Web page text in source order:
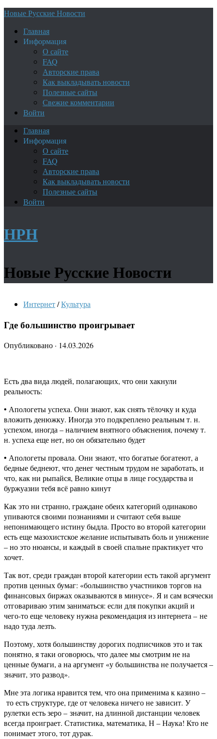
Новые Русские Новости
Главная
Информация
О сайте
FAQ
Авторские права
Как выкладывать новости
Полезные сайты
Свежие комментарии
Войти
Главная
Информация
О сайте
FAQ
Авторские права
Как выкладывать новости
Полезные сайты
Войти
НРН
Новые Русские Новости
Интернет/Культура
Где большинство проигрывает
Опубликовано · 14.03.2026
Есть два вида людей, полагающих, что они хакнули
реальность:
• Апологеты успеха. Они знают, как снять тёлочку и куда
вложить денюжку. Иногда это подкреплено реальным т. н.
успехом, иногда – наличием внятного объяснения, почему т.
н. успеха еще нет, но он обязательно будет
• Апологеты провала. Они знают, что богатые богатеют, а
бедные беднеют, что денег честным трудом не заработать, и
что, как ни рыпайся, Великие отцы в лице государства и
буржуазии тебя всё равно кинут
Как это ни странно, граждане обеих категорий одинаково
упиваются своими познаниями и считают себя выше
непонимающего истину быдла. Просто во второй категории
есть еще мазохистское желание испытывать боль и унижение
– но это нюансы, и каждый в своей спальне практикует что
хочет.
Так вот, среди граждан второй категории есть такой аргумент
против ценных бумаг: «большинство участников торгов на
финансовых биржах оказываются в минусе». Я и сам всячески
отговариваю этим заниматься: если для покупки акций и
чего-то еще человеку нужна рекомендация из интернета – не
надо туда лезть.
Поэтому, хотя большинству дорогих подписчиков это и так
понятно, я таки оговорюсь, что далее мы смотрим не на
ценные бумаги, а на аргумент «у большинства не получается –
значит, это развод».
Мне эта логика нравится тем, что она применима к казино –
то есть структуре, где от человека ничего не зависит. У
рулетки есть зеро – значит, на длинной дистанции человек
всегда проиграет. Статистика, математика, Н – Наука! Кто не
понимает этого, тот дурак.